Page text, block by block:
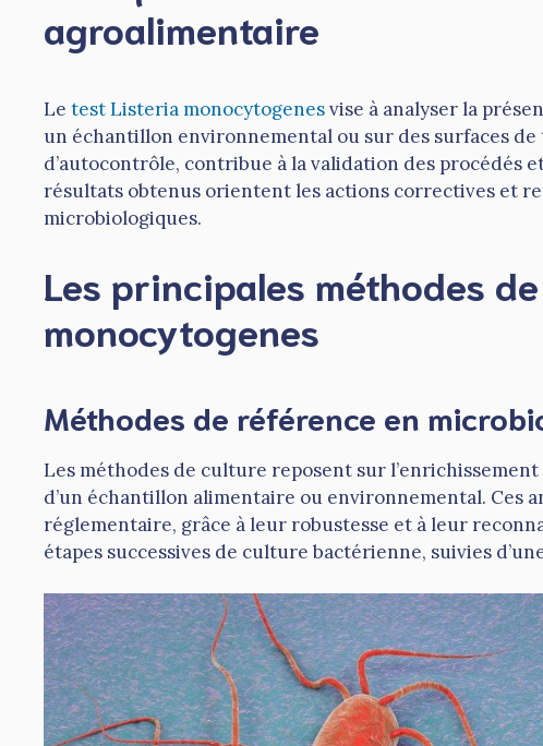
agroalimentaire
Le test Listeria monocytogenesvise à analyser la
un échantillon environnemental ou sur des surfaces de
d’autocontrôle, contribue à la validation des procédés
résultats obtenus orientent les actions correctives et
microbiologiques.
Les principales méthodes
monocytogenes
Méthodes de référence en
Les méthodes de culture reposent sur
d’un échantillon alimentaire ou environnemental. Ces
réglementaire, grâce à leur robustesse et à leur
étapes successives de culture bactérienne, suivies